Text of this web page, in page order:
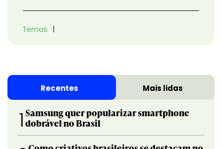
Temas
Recentes Mais lidas
1 Samsung quer popularizar smartphone
dobrável no Brasil